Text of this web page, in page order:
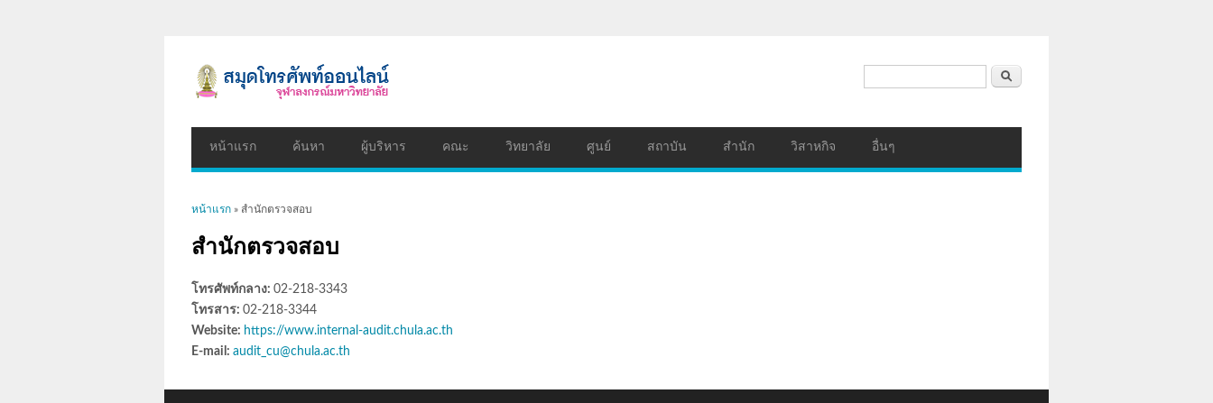
ค้นหา
หน้าแรก ค้นหา ผู้บริหาร คณะ วิทยาลัย ศูนย์ สถาบัน สำนัก วิสาหกิจ อื่นๆ
คุณอยู่ที่นี่
หน้าแรก » สำนักตรวจสอบ
สำนักตรวจสอบ
โทรศัพท์กลาง: 02-218-3343
โทรสาร: 02-218-3344
Website: https://www.internal-audit.chula.ac.th
E-mail: audit_cu@chula.ac.th